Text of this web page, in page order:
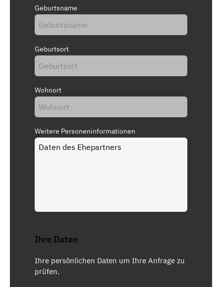
Geburtsname
Geburtsort
Wohnort
Weitere Personeninformationen
Ihre Daten
Ihre persönlichen Daten um Ihre Anfrage zu
prüfen.